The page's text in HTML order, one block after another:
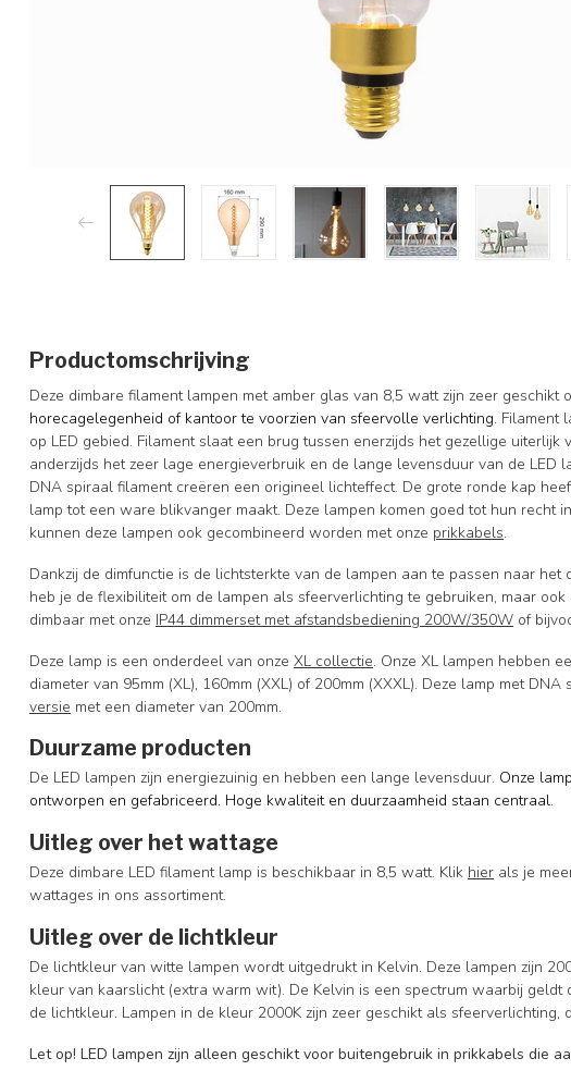
Productomschrijving
Deze dimbare filament lampen met amber glas van 8,5 watt zijn zeer geschikt
horecagelegenheid of kantoor te voorzien van sfeervolle verlichting. Filament
op LED gebied. Filament slaat een brug tussen enerzijds het gezellige
anderzijds het zeer lage energieverbruik en de lange levensduur van de LED
DNA spiraal filament creëren een origineel lichteffect. De grote ronde kap
lamp tot een ware blikvanger maakt. Deze lampen komen goed tot hun recht
kunnen deze lampen ook gecombineerd worden met onze prikkabels.
Dankzij de dimfunctie is de lichtsterkte van de lampen aan te passen naar het
heb je de flexibiliteit om de lampen als sfeerverlichting te gebruiken, maar
dimbaar met onze IP44 dimmerset met afstandsbediening 200W/350W of
Deze lamp is een onderdeel van onze XL collectie. Onze XL lampen hebben
diameter van 95mm (XL), 160mm (XXL) of 200mm (XXXL). Deze lamp met
versie met een diameter van 200mm.
Duurzame producten
De LED lampen zijn energiezuinig en hebben een lange levensduur. Onze
ontworpen en gefabriceerd. Hoge kwaliteit en duurzaamheid staan centraal.
Uitleg over het wattage
Deze dimbare LED filament lamp is beschikbaar in 8,5 watt. Klik hier als je
wattages in ons assortiment.
Uitleg over de lichtkleur
De lichtkleur van witte lampen wordt uitgedrukt in Kelvin. Deze lampen zijn
kleur van kaarslicht (extra warm wit). De Kelvin is een spectrum waarbij
de lichtkleur. Lampen in de kleur 2000K zijn zeer geschikt als
Let op! LED lampen zijn alleen geschikt voor buitengebruik in prikkabels die